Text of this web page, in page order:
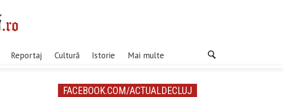
Reportaj Cultură Istorie Mai multe
FACEBOOK.COM/ACTUALDECLUJ